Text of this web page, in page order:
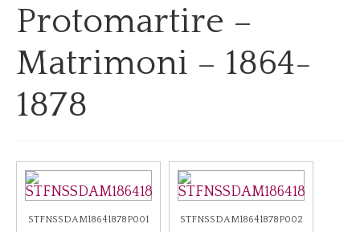
Attività
Ricerca/Didattica
Consultazione
Eventi Archivio
Protomartire –
Matrimoni – 1864-
1878
STFNSSDAM18641878P001 STFNSSDAM18641878P002